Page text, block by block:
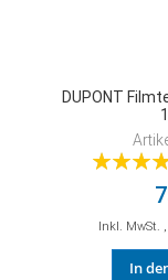
DUPONT
Inkl. MwSt. ,
In